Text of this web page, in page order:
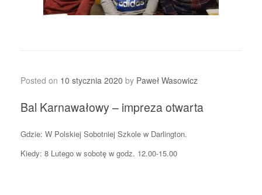
Posted on 10 stycznia 2020 by Paweł Wasowicz
Bal Karnawałowy – impreza otwarta
Gdzie: W Polskiej Sobotniej Szkole w Darlington.
Kiedy: 8 Lutego w sobotę w godz. 12.00-15.00